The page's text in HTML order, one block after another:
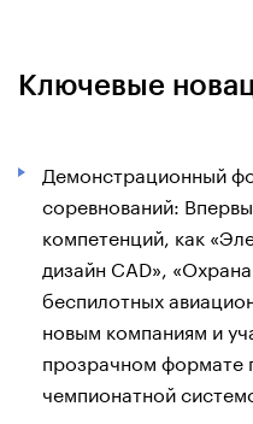
Ключевые
Демонстрационный
соревнований:
компетенций, как
дизайн CAD»,
беспилотных
новым компаниям и
прозрачном формате
чемпионатной